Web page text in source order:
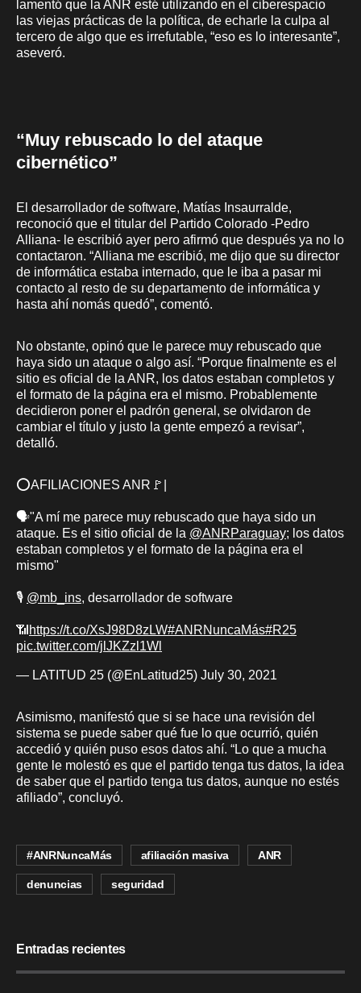
lamentó que la ANR esté utilizando en el ciberespacio
las viejas prácticas de la política, de echarle la culpa al
tercero de algo que es irrefutable, “eso es lo interesante”,
aseveró.
“Muy rebuscado lo del ataque
cibernético”
El desarrollador de software, Matías Insaurralde,
reconoció que el titular del Partido Colorado -Pedro
Alliana- le escribió ayer pero afirmó que después ya no lo
contactaron. “Alliana me escribió, me dijo que su director
de informática estaba internado, que le iba a pasar mi
contacto al resto de su departamento de informática y
hasta ahí nomás quedó”, comentó.
No obstante, opinó que le parece muy rebuscado que
haya sido un ataque o algo así. “Porque finalmente es el
sitio es oficial de la ANR, los datos estaban completos y
el formato de la página era el mismo. Probablemente
decidieron poner el padrón general, se olvidaron de
cambiar el título y justo la gente empezó a revisar”,
detalló.
⭕️AFILIACIONES ANR🚩|
🗣️"A mí me parece muy rebuscado que haya sido un
ataque. Es el sitio oficial de la @ANRParaguay; los datos
estaban completos y el formato de la página era el
mismo"
🎙️ @mb_ins, desarrollador de software
📶 https://t.co/XsJ98D8zLW#ANRNuncaMás#R25
pic.twitter.com/jlJKZzl1Wl
— LATITUD 25 (@EnLatitud25) July 30, 2021
Asimismo, manifestó que si se hace una revisión del
sistema se puede saber qué fue lo que ocurrió, quién
accedió y quién puso esos datos ahí. “Lo que a mucha
gente le molestó es que el partido tenga tus datos, la idea
de saber que el partido tenga tus datos, aunque no estés
afiliado”, concluyó.
#ANRNuncaMás afiliación masiva ANR
denuncias seguridad
Entradas recientes